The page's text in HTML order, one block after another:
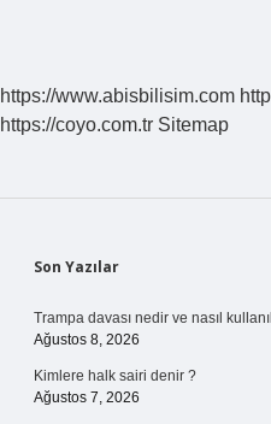
https://www.abisbilisim.com
https://coyo.com.tr Sitemap
Sidebar
Son Yazılar
Trampa davası nedir ve nasıl
Ağustos 8, 2026
Kimlere halk sairi denir ?
Ağustos 7, 2026